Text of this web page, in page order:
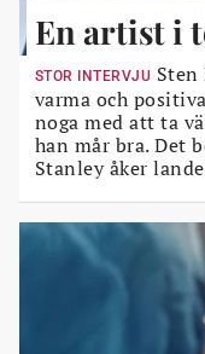
En artist i
STOR INTERVJU
varma och
noga med att ta
han mår bra. Det
Stanley åker